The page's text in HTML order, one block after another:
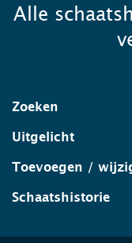
Alle
Zoeken
Uitgelicht
Toevoegen /
Schaatshistorie